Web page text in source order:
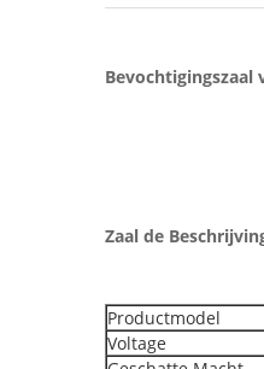
Zaal de
Productmodel
Voltage